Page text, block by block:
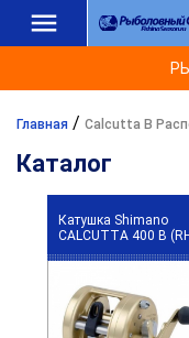
Главная / Calcutta B
Каталог
Катушка Shimano
CALCUTTA 400 B